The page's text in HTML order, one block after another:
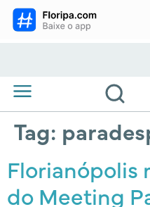
Tag:
Florianópolis
do Meeting